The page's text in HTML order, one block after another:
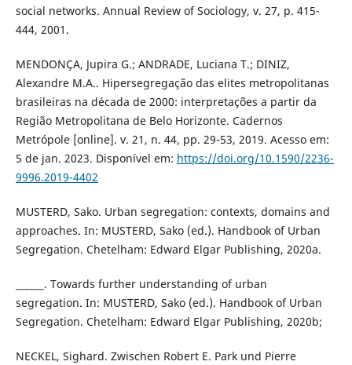
social networks. Annual Review of Sociology, v. 27, p. 415-
444, 2001.
MENDONÇA, Jupira G.; ANDRADE, Luciana T.; DINIZ,
Alexandre M.A.. Hipersegregação das elites metropolitanas
brasileiras na década de 2000: interpretações a partir da
Região Metropolitana de Belo Horizonte. Cadernos
Metrópole [online]. v. 21, n. 44, pp. 29-53, 2019. Acesso em:
5 de jan. 2023. Disponível em: https://doi.org/10.1590/2236-
9996.2019-4402
MUSTERD, Sako. Urban segregation: contexts, domains and
approaches. In: MUSTERD, Sako (ed.). Handbook of Urban
Segregation. Chetelham: Edward Elgar Publishing, 2020a.
______. Towards further understanding of urban
segregation. In: MUSTERD, Sako (ed.). Handbook of Urban
Segregation. Chetelham: Edward Elgar Publishing, 2020b;
NECKEL, Sighard. Zwischen Robert E. Park und Pierre